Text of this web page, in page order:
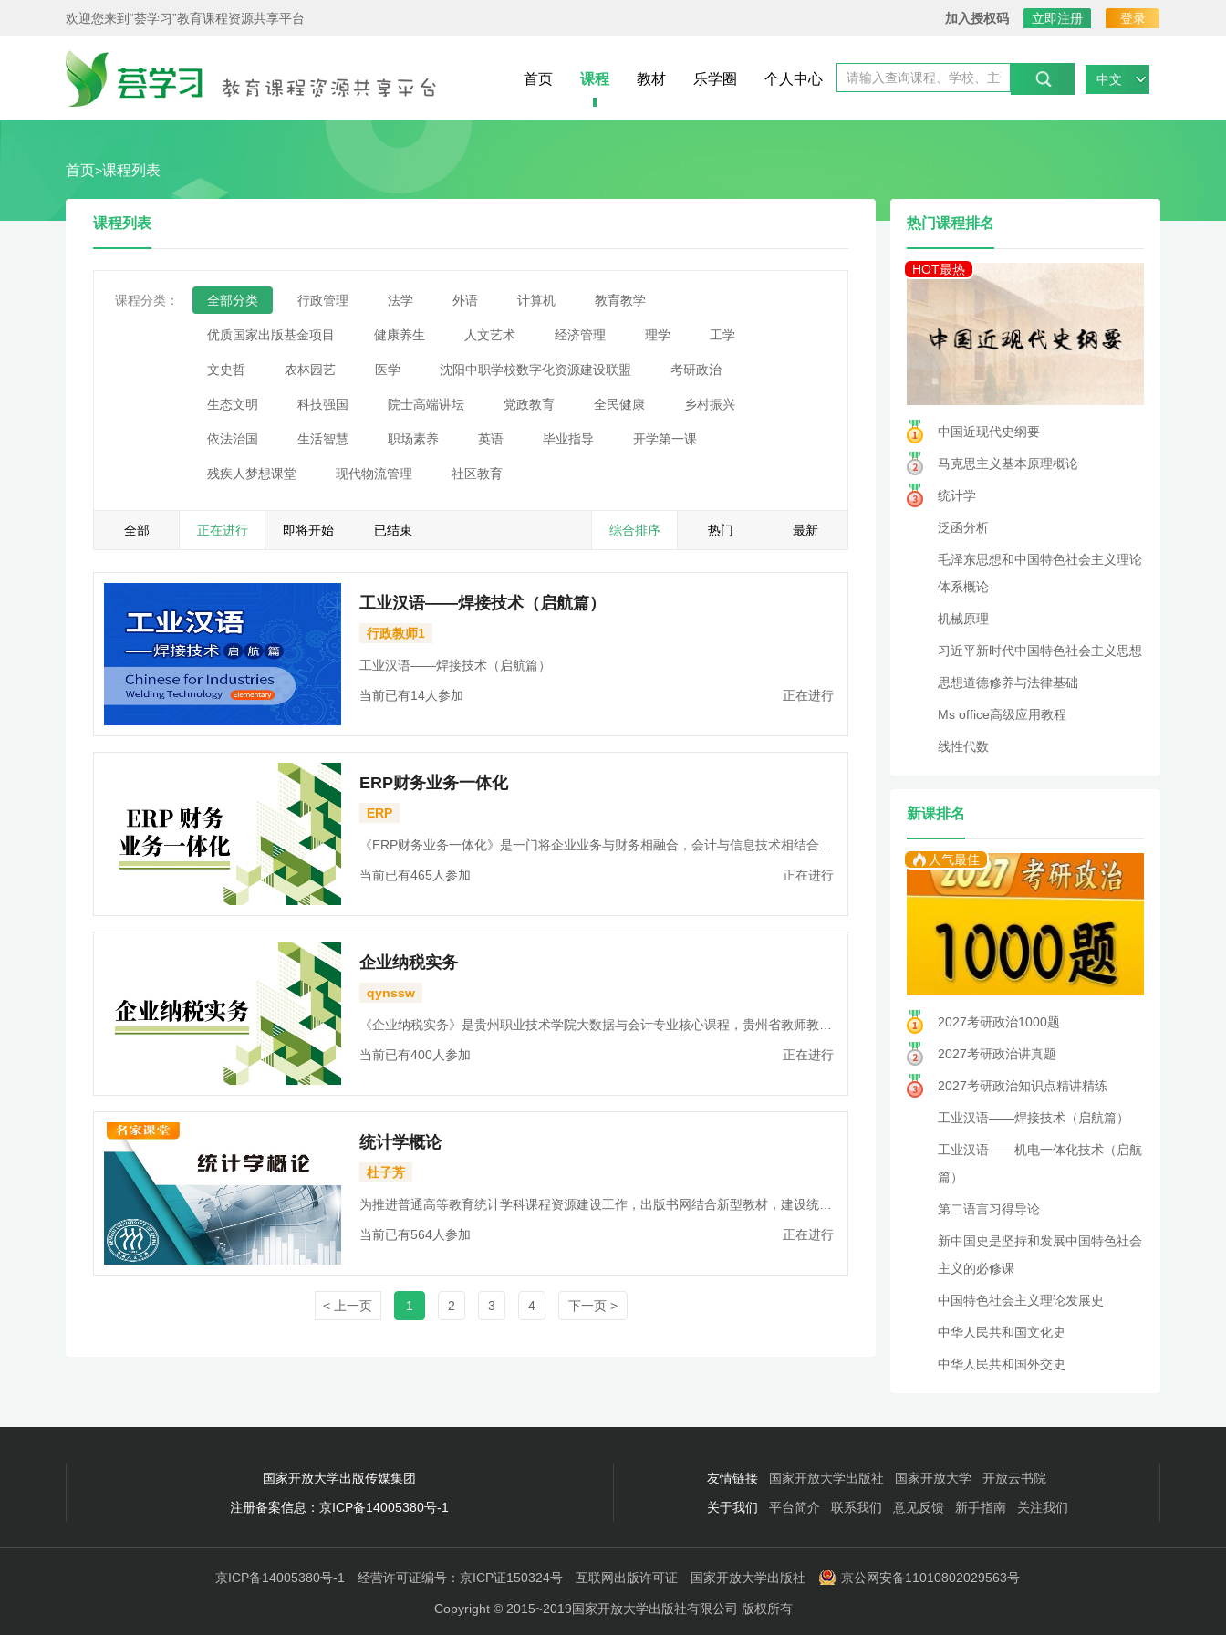
欢迎您来到“荟学习”教育课程资源共享平台 加入授权码 立即注册 登录
首页 课程 教材 乐学圈 个人中心 中文
首页>课程列表
课程列表
课程分类： 全部分类 行政管理 法学 外语 计算机 教育教学
优质国家出版基金项目 健康养生 人文艺术 经济管理 理学 工学
文史哲 农林园艺 医学 沈阳中职学校数字化资源建设联盟 考研政治
生态文明 科技强国 院士高端讲坛 党政教育 全民健康 乡村振兴
依法治国 生活智慧 职场素养 英语 毕业指导 开学第一课
残疾人梦想课堂 现代物流管理 社区教育
全部 正在进行 即将开始 已结束 综合排序 热门 最新
工业汉语——焊接技术（启航篇）
行政教师1
工业汉语——焊接技术（启航篇）
当前已有14人参加 正在进行
ERP财务业务一体化
ERP
《ERP财务业务一体化》是一门将企业业务与财务相融合，会计与信息技术相结合，
企业经营过程中的采购、生产、销售等环节的信息化操作， 将企业的“库存-采购-生
和供应链融通管理，同时也是企业实现ERP集成化管理的重要保障。
当前已有465人参加 正在进行
企业纳税实务
qynssw
《企业纳税实务》是贵州职业技术学院大数据与会计专业核心课程，贵州省教师教学
学，融入“1+X”证书考证要求，是一门产教融合、多校联动课程。
当前已有400人参加 正在进行
统计学概论
杜子芳
为推进普通高等教育统计学科课程资源建设工作，出版书网结合新型教材，建设统计
展，打造“互联网+”模式的新时期教育方式。 微课即将上线，敬请期待！
当前已有564人参加 正在进行
< 上一页 1 2 3 4 下一页 >
热门课程排名
HOT最热
中国近现代史纲要
马克思主义基本原理概论
统计学
泛函分析
毛泽东思想和中国特色社会主义理论
体系概论
机械原理
习近平新时代中国特色社会主义思想
思想道德修养与法律基础
Ms office高级应用教程
线性代数
新课排名
人气最佳
2027考研政治1000题
2027考研政治讲真题
2027考研政治知识点精讲精练
工业汉语——焊接技术（启航篇）
工业汉语——机电一体化技术（启航
篇）
第二语言习得导论
新中国史是坚持和发展中国特色社会
主义的必修课
中国特色社会主义理论发展史
中华人民共和国文化史
中华人民共和国外交史
国家开放大学出版传媒集团
注册备案信息：京ICP备14005380号-1
友情链接 国家开放大学出版社 国家开放大学
开放云书院
关于我们
平台简介 联系我们 意见反馈 新手指南 关注我们
京ICP备14005380号-1 经营许可证编号：京ICP证150324号 互联网出版许可证 国家开放大学出版社 京公网安备11010802029563号
Copyright © 2015~2019国家开放大学出版社有限公司 版权所有